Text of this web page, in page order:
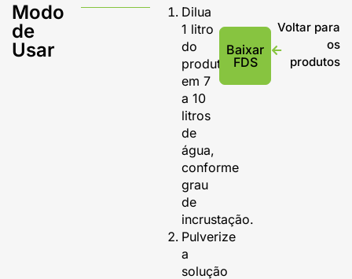
Modo
de
Usar
Dilua
1 litro
do
produto
em 7
a 10
litros
de
água,
conforme
grau
de
incrustação.
Pulverize
a
solução
Baixar
FDS
Voltar para
os
produtos